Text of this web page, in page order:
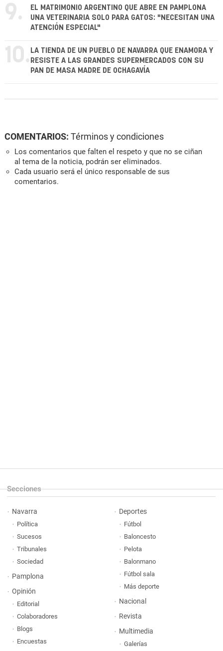
9.
EL MATRIMONIO ARGENTINO QUE ABRE EN PAMPLONA
UNA VETERINARIA SOLO PARA GATOS: "NECESITAN UNA
ATENCIÓN ESPECIAL"
10. LA TIENDA DE UN PUEBLO DE NAVARRA QUE ENAMORA Y
RESISTE A LAS GRANDES SUPERMERCADOS CON SU
PAN DE MASA MADRE DE OCHAGAVÍA
COMENTARIOS: Términos y condiciones
Los comentarios que falten el respeto y que no se ciñan
al tema de la noticia, podrán ser eliminados.
Cada usuario será el único responsable de sus
comentarios.
Secciones
Navarra
Política
Sucesos
Tribunales
Sociedad
Pamplona
Opinión
Editorial
Colaboradores
Blogs
Encuestas
Deportes
Fútbol
Baloncesto
Pelota
Balonmano
Fútbol sala
Más deporte
Nacional
Revista
Multimedia
Galerías